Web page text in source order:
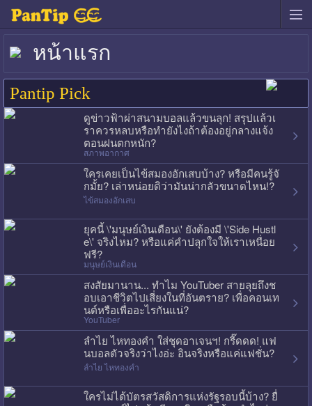
หน้าแรก
Pantip Pick
ดูข่าวฟ้าผ่าสนามบอลแล้วขนลุก! สรุปแล้วเ
ราควรหลบหรือทำยังไงถ้าต้องอยู่กลางแจ้ง
ตอนฝนตกหนัก?
สภาพอากาศ
ใครเคยเป็นไข้สมองอักเสบบ้าง? หรือมีคนรู้จั
กมั้ย? เล่าหน่อยดิว่ามันน่ากลัวขนาดไหน!?
ไข้สมองอักเสบ
ยุคนี้ \'มนุษย์เงินเดือน\' ยังต้องมี \'Side Hustl
e\' จริงไหม? หรือแค่คำปลุกใจให้เราเหนื่อย
ฟรี?
มนุษย์เงินเดือน
สงสัยมานาน... ทำไม YouTuber สายลุยถึงช
อบเอาชีวิตไปเสี่ยงในที่อันตราย? เพื่อคอนเท
นต์หรือเพื่ออะไรกันแน่?
YouTuber
ลำไย ไหทองคำ ใส่ชุดอาเจนฯ! กรี๊ดดด! แฟ
นบอลตัวจริงว่าไงอ่ะ อินจริงหรือแค่แฟชั่น?
ลำไย ไหทองคำ
ใครไม่ได้บัตรสวัสดิการแห่งรัฐรอบนี้บ้าง? ยื่